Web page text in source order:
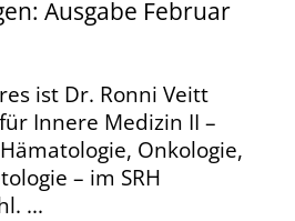
Ausgabe Februar
ist Dr. Ronni Veitt
Innere Medizin II –
Onkologie,
– im SRH
...